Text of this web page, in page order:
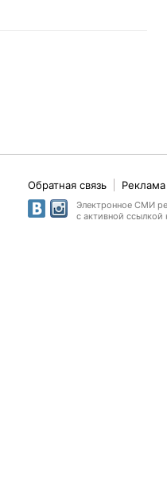
Обратная связь
Электронное СМИ
с активной ссылкой